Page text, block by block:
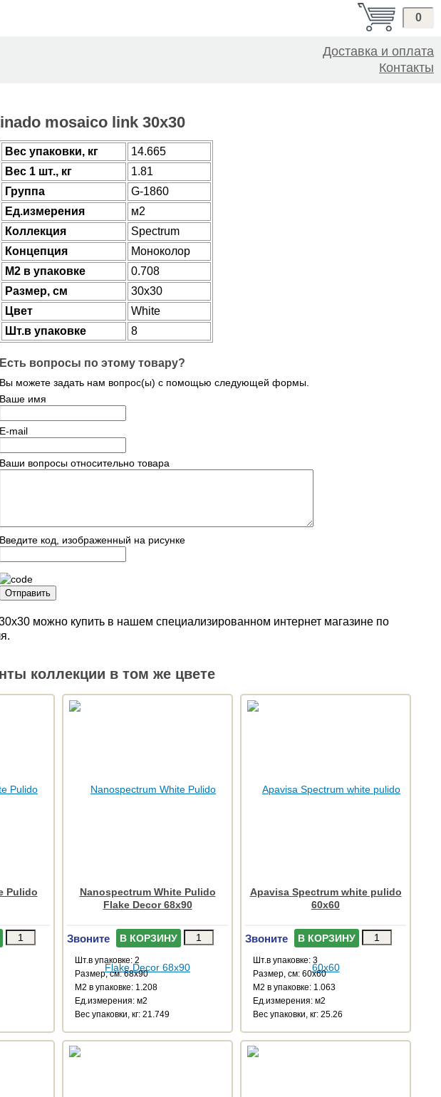
0
Доставка и оплата
Контакты
mosaico link 30x30
Веc упаковки, кг
14.665
Вес 1 шт., кг
1.81
Группа
G-1860
Ед.измерения
м2
Коллекция
Spectrum
Концепция
Моноколор
М2 в упаковке
0.708
Размер, см
30x30
Цвет
White
Шт.в упаковке
8
Есть вопросы по этому товару?
Вы можете задать нам вопрос(ы) с помощью следующей формы.
Ваше имя
E-mail
Ваши вопросы относительно товара
Введите код, изображенный на рисунке
Отправить
можно купить в нашем специализированном интернет магазине по
коллекции в том же цвете
Pulido
Nanospectrum White Pulido
Flake Decor 68x90
Звоните В КОРЗИНУ
Шт.в упаковке: 2
Размер, см: 68x90
М2 в упаковке: 1.208
Ед.измерения: м2
Веc упаковки, кг: 21.749
Apavisa Spectrum white pulido
60x60
Звоните В КОРЗИНУ
Шт.в упаковке: 3
Размер, см: 60x60
М2 в упаковке: 1.063
Ед.измерения: м2
Веc упаковки, кг: 25.26